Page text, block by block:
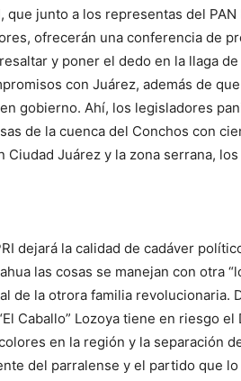
que junto a los representas del
ofrecerán una conferencia de
y poner el dedo en la llaga
con Juárez, además de
gobierno. Ahí, los legisladores
de la cuenca del Conchos con
Ciudad Juárez y la zona serrana,
dejará la calidad de cadáver
las cosas se manejan con otra
de la otrora familia revolucionaria.
Caballo” Lozoya tiene en riesgo
en la región y la separación
del parralense y el partido que